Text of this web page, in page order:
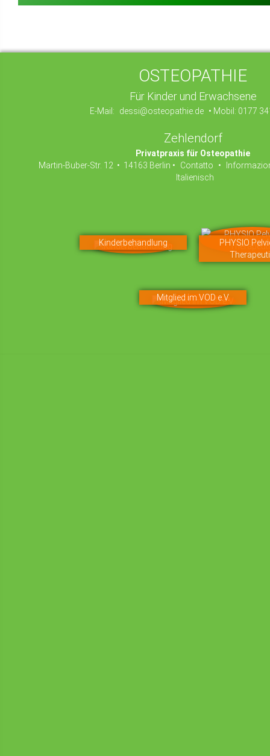
OSTEOPATHIE
Für Kinder und Erwachsene
E-Mail: dessi@osteopathie.de • Mobil: 0177
Zehlendorf
Privatpraxis für Osteopathie
Martin-Buber-Str. 12 • 14163 Berlin •
Contatto •
Italienisch
Kinderbehandlung
PHYSIO
Mitglied im VOD e.V.